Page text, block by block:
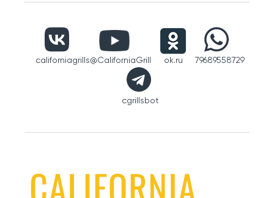
californiagrills@CaliforniaGrill ok.ru 79689558729
cgrillsbot